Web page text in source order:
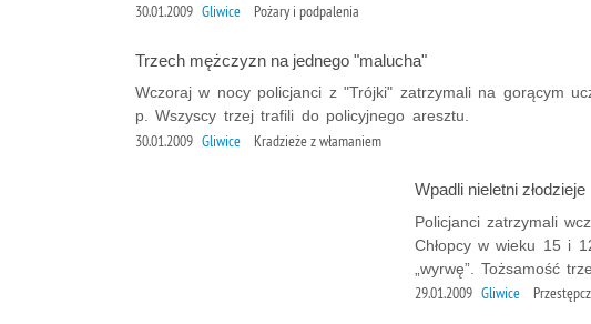
30.01.2009 Gliwice Pożary i podpalenia
Trzech mężczyzn na jednego "malucha"
Wczoraj w nocy policjanci z "Trójki" zatrzymali na gorącym
p. Wszyscy trzej trafili do policyjnego aresztu.
30.01.2009 Gliwice Kradzieże z włamaniem
Wpadli nieletni złodzieje
Policjanci zatrzymali
Chłopcy w wieku 15 i
„wyrwę”. Tożsamość
29.01.2009 Gliwice